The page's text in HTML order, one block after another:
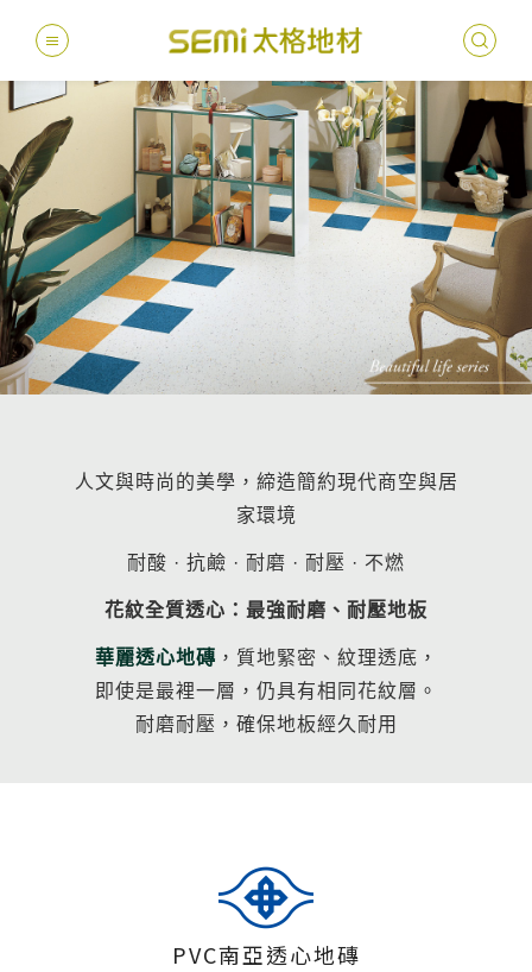
最新消息
主
產
媒
產品總覽
德國耐
PVC透
美國設計
伊格疏
寬幅式
健康・永續
太
台灣
太格
業績分類
建案
醫療
商辦
學校
堅
地坪
教
semi太格
關於我們
聯
文
企
社
下載・影音
產
影
人文與時尚的美學，締造簡約現代商空與居
家環境
耐酸 · 抗鹼 · 耐磨 · 耐壓 · 不燃
花紋全質透心：最強耐磨、耐壓地板
華麗透心地磚 ，質地緊密、紋理透底，
即使是最裡一層，仍具有相同花紋層。
耐磨耐壓，確保地板經久耐用
PVC南亞透心地磚